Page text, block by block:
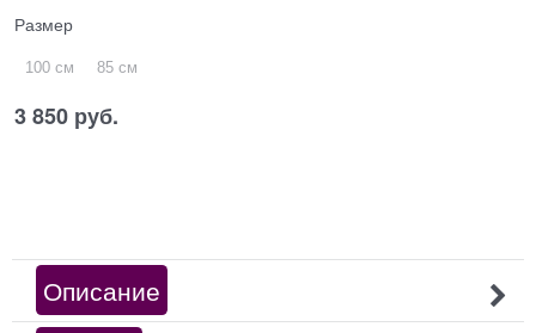
Размер
100 см 85 см
3 850 руб.
Описание